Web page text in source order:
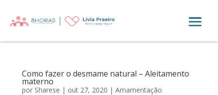
Como fazer o desmame natural – Aleitamento
materno
por Sharese | out 27, 2020 | Amamentação